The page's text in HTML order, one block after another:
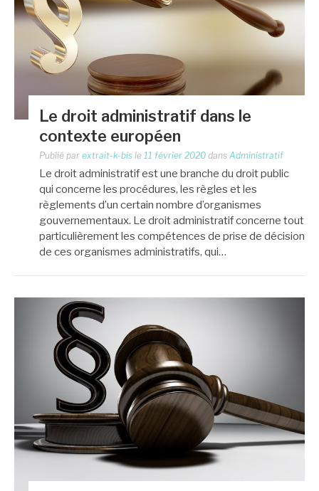
Le droit administratif dans le
contexte européen
Publié par extrait-k-bis le 11 février 2020 dans Administratif
Le droit administratif est une branche du droit public
qui concerne les procédures, les règles et les
règlements d’un certain nombre d’organismes
gouvernementaux. Le droit administratif concerne tout
particulièrement les compétences de prise de décision
de ces organismes administratifs, qui…